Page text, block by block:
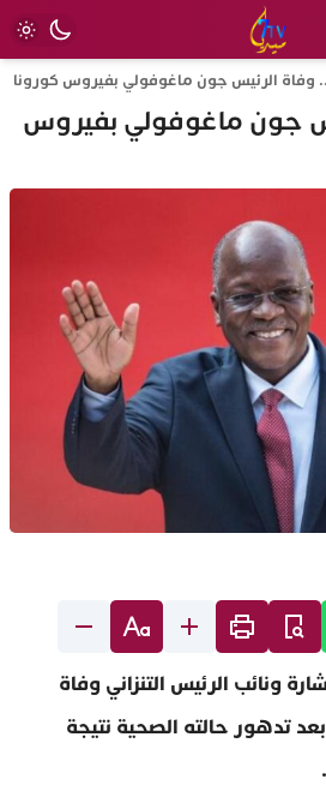
وفاة الرئيس جون ماغوفولي بفيروس كورونا
جون ماغوفولي بفيروس
ونائب الرئيس التنزاني وفاة
تدهور حالته الصحية نتيجة